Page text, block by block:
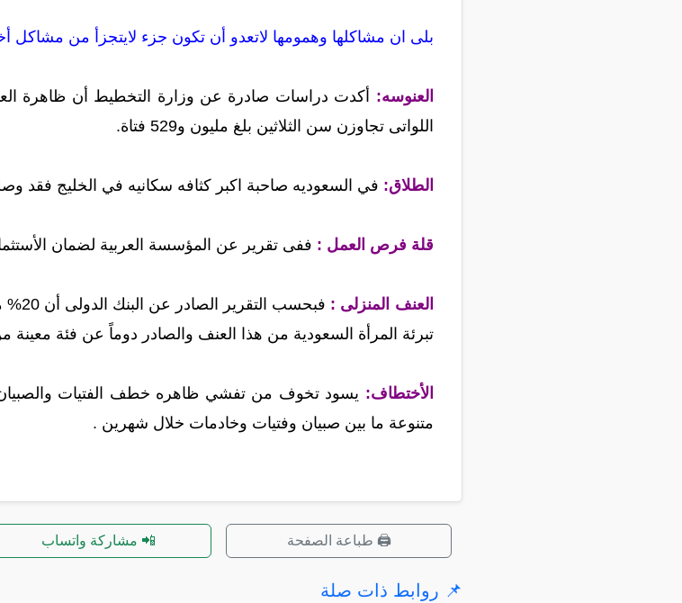
بلى ان مشاكلها وهمومها لاتعدو أن تكون جزء لايتجزأ من مشاكل
العنوسه: أكدت دراسات صادرة عن وزارة التخطيط أن ظاهرة
اللواتى تجاوزن سن الثلاثين بلغ مليون و529 فتاة.
الطلاق: في السعوديه صاحبة اكبر كثافه سكانيه في الخليج فقد
قلة فرص العمل : ففى تقرير عن المؤسسة العربية لضمان
العنف المنزلى :
تبرئة المرأة السعودية من هذا العنف والصادر دوماً عن فئة معينة
الأختطاف:
متنوعة ما بين صبيان وفتيات وخادمات خلال شهرين .
🖨️ طباعة الصفحة 📲 مشاركة واتساب
📌 روابط ذات صلة